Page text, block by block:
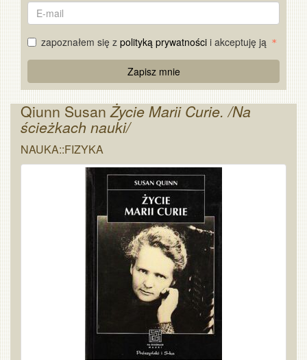
E-
mail
zapoznałem się z polityką prywatności i akceptuję ją
Captcha
Zapisz mnie
Qiunn SusanŻycie Marii Curie. /Na
ścieżkach nauki/
NAUKA::FIZYKA